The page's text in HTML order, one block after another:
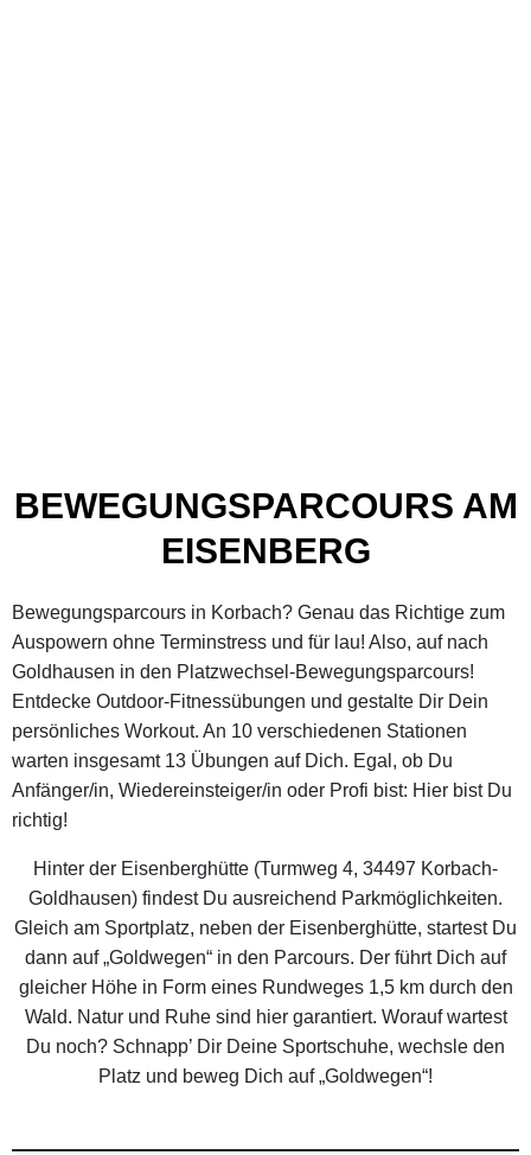
BEWEGUNGSPARCOURS AM
EISENBERG
Bewegungsparcours in Korbach? Genau das Richtige zum
Auspowern ohne Terminstress und für lau! Also, auf nach
Goldhausen in den Platzwechsel-Bewegungsparcours!
Entdecke Outdoor-Fitnessübungen und gestalte Dir Dein
persönliches Workout. An 10 verschiedenen Stationen
warten insgesamt 13 Übungen auf Dich. Egal, ob Du
Anfänger/in, Wiedereinsteiger/in oder Profi bist: Hier bist Du
richtig!
Hinter der Eisenberghütte (Turmweg 4, 34497 Korbach-
Goldhausen) findest Du ausreichend Parkmöglichkeiten.
Gleich am Sportplatz, neben der Eisenberghütte, startest Du
dann auf „Goldwegen“ in den Parcours. Der führt Dich auf
gleicher Höhe in Form eines Rundweges 1,5 km durch den
Wald. Natur und Ruhe sind hier garantiert. Worauf wartest
Du noch? Schnapp’ Dir Deine Sportschuhe, wechsle den
Platz und beweg Dich auf „Goldwegen“!